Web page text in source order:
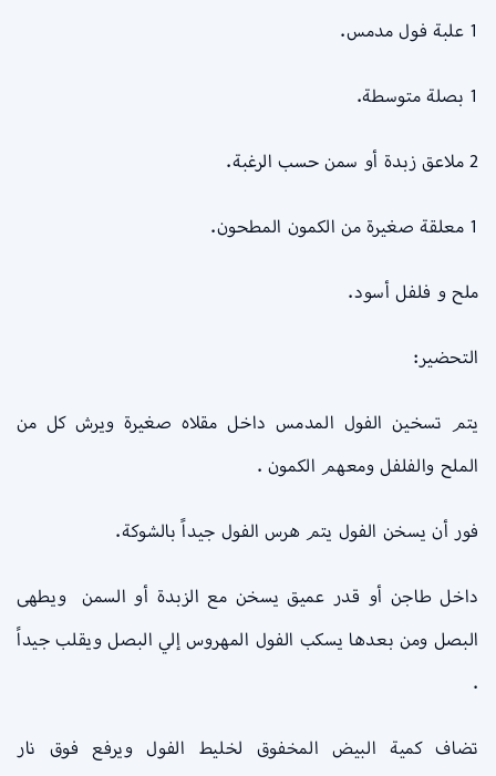
1 علبة فول مدمس.
1 بصلة متوسطة.
2 ملاعق زبدة أو سمن حسب الرغبة.
1 معلقة صغيرة من الكمون المطحون.
ملح و فلفل أسود.
التحضير:
يتم تسخين الفول المدمس داخل مقلاه صغيرة ويرش كل من
الملح والفلفل ومعهم الكمون .
فور أن يسخن الفول يتم هرس الفول جيداً بالشوكة.
داخل طاجن أو قدر عميق يسخن مع الزبدة أو السمن ويطهى
البصل ومن بعدها يسكب الفول المهروس إلي البصل ويقلب جيداً
.
تضاف كمية البيض المخفوق لخليط الفول ويرفع فوق نار